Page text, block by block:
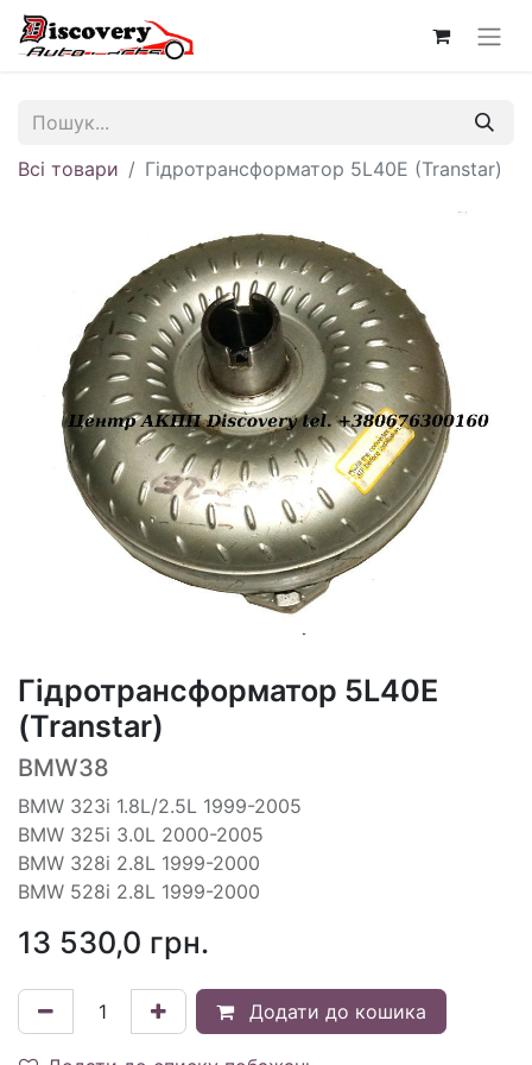
Всі товари Гідротрансформатор 5L40E (Transtar)
Гідротрансформатор 5L40E
(Transtar)
BMW38
BMW 323i 1.8L/2.5L 1999-2005
BMW 325i 3.0L 2000-2005
BMW 328i 2.8L 1999-2000
BMW 528i 2.8L 1999-2000
13 530,0 грн.
Додати до кошика